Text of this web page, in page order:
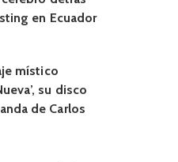
en Ecuador
místico
su disco
de Carlos